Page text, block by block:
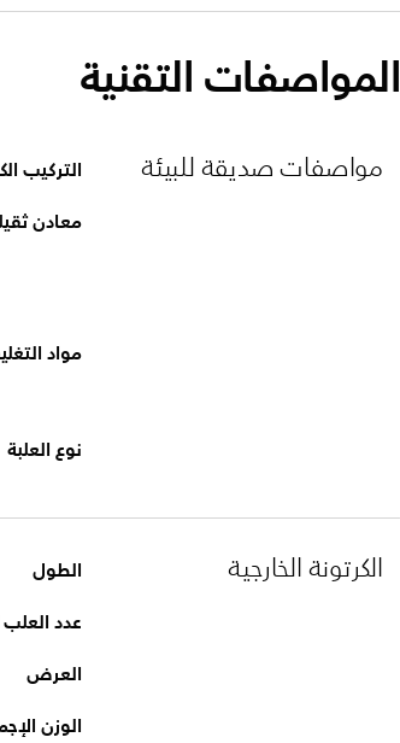
المواصفات التقنية
مواصفات صديقة للبيئة التركيب
معادن
مواد
نوع العلبة
الكرتونة الخارجية الطول
عدد
العرض
الوزن